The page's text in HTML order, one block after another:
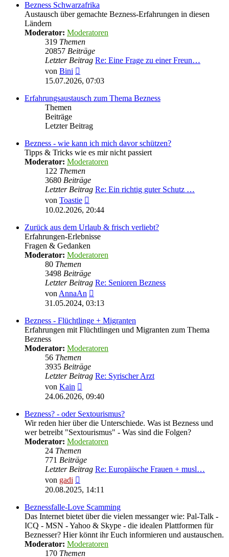
Bezness Schwarzafrika
Austausch über gemachte Bezness-Erfahrungen in diesen
Ländern
Moderator: Moderatoren
319 Themen
20857 Beiträge
Letzter Beitrag Re: Eine Frage zu einer Freun…
von Bini
Beitrag
15.07.2026, 07:03
Erfahrungsaustausch zum Thema Bezness
Themen
Beiträge
Letzter Beitrag
Bezness - wie kann ich mich davor schützen?
Tipps & Tricks wie es mir nicht passiert
Moderator: Moderatoren
122 Themen
3680 Beiträge
Letzter Beitrag Re: Ein richtig guter Schutz …
von Toastie
Beitrag
10.02.2026, 20:44
Zurück aus dem Urlaub & frisch verliebt?
Erfahrungen-Erlebnisse
Fragen & Gedanken
Moderator: Moderatoren
80 Themen
3498 Beiträge
Letzter Beitrag Re: Senioren Bezness
von AnnaAn
Beitrag
31.05.2024, 03:13
Bezness - Flüchtlinge + Migranten
Erfahrungen mit Flüchtlingen und Migranten zum Thema
Bezness
Moderator: Moderatoren
56 Themen
3935 Beiträge
Letzter Beitrag Re: Syrischer Arzt
von Kain
Beitrag
24.06.2026, 09:40
Bezness? - oder Sextourismus?
Wir reden hier über die Unterschiede. Was ist Bezness und
wer betreibt "Sextourismus" - Was sind die Folgen?
Moderator: Moderatoren
24 Themen
771 Beiträge
Letzter Beitrag Re: Europäische Frauen + musl…
von gadi
Beitrag
20.08.2025, 14:11
Beznessfalle-Love Scamming
Das Internet bietet über die vielen messanger wie: Pal-Talk -
ICQ - MSN - Yahoo & Skype - die idealen Plattformen für
Beznesser? Hier könnt ihr Euch informieren und austauschen.
Moderator: Moderatoren
170 Themen